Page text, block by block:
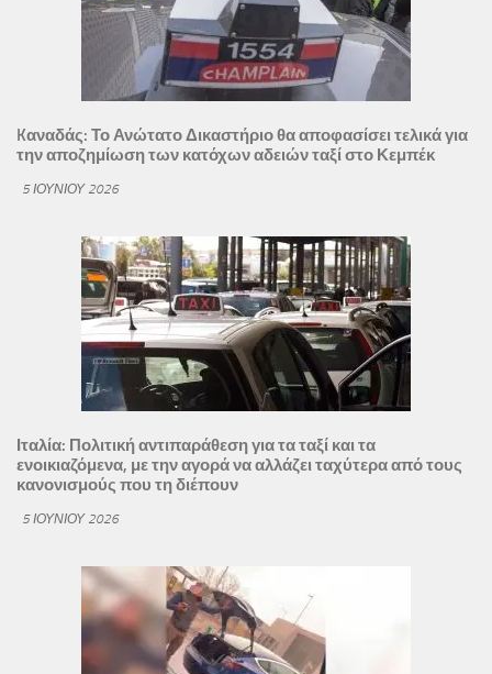
Kαναδάς: Το Ανώτατο Δικαστήριο θα αποφασίσει τελικά για
την αποζημίωση των κατόχων αδειών ταξί στο Κεμπέκ
5 ΙΟΥΝΊΟΥ 2026
Ιταλία: Πολιτική αντιπαράθεση για τα ταξί και τα
ενοικιαζόμενα, με την αγορά να αλλάζει ταχύτερα από τους
κανονισμούς που τη διέπουν
5 ΙΟΥΝΊΟΥ 2026